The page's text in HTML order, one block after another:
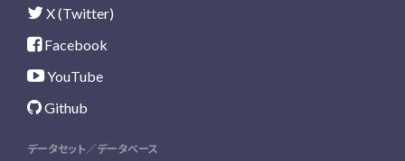
X (Twitter)
Facebook
YouTube
Github
データセット／データベース